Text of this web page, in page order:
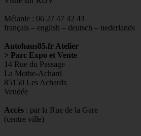
Mélanie : 06 27 47 42 43
français – english – deutsch – nederlands
Autohaus85.fr Atelier
> Parc Expo et Vente
14 Rue du Passage
La Mothe-Achard
85150 Les Achards
Vendée
Accès : par la Rue de la Gare
(centre ville)